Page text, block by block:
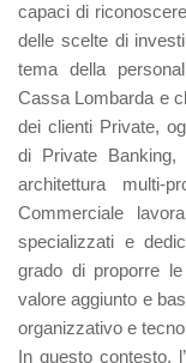
capaci di
delle scelte di
tema della
Cassa Lombarda e
dei clienti Private,
di Private Banking,
architettura multi-
Commerciale
specializzati e
grado di proporre
valore aggiunto e
organizzativo e
In questo contesto,